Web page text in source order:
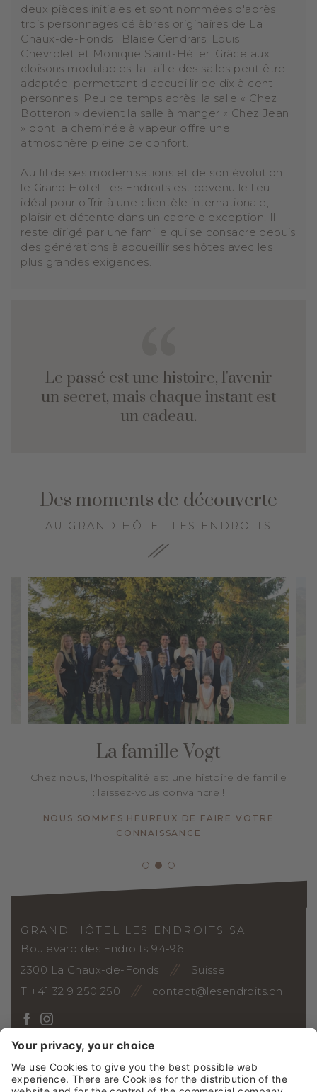
deux pièces initiales et sont nommées d'après
trois personnages célèbres originaires de La
Chaux-de-Fonds : Blaise Cendrars, Louis
Chevrolet et Monique Saint-Hélier. Grâce aux
cloisons modulables, la taille des salles peut être
adaptée, permettant d'accueillir de dix à cent
personnes. Peu de temps après, la salle « Chez
Botteron » devient la salle à manger « Chez Jean
» dont la cheminée à vapeur offre une
atmosphère pleine de confort.
Au fil de ses modernisations et de son évolution,
le Grand Hôtel Les Endroits est devenu le lieu
idéal pour offrir à une clientèle internationale,
plaisir et détente dans un cadre d'exception. Il
reste dirigé par une famille qui se consacre depuis
des générations à accueillir ses hôtes avec les
plus grandes exigences.
Le passé est une histoire, l'avenir
un secret, mais chaque instant est
un cadeau.
Des moments de découverte
AU GRAND HÔTEL LES ENDROITS
La famille Vogt
Chez nous, l'hospitalité est une histoire de famille
: laissez-vous convaincre !
NOUS SOMMES HEUREUX DE FAIRE VOTRE
CONNAISSANCE
GRAND HÔTEL LES ENDROITS SA
Boulevard des Endroits 94-96
2300 La Chaux-de-Fonds
Suisse
T +41 32 9 250 250
contact@lesendroits.ch
ARRIVÉE
Bons-cadeaux Galerie photo